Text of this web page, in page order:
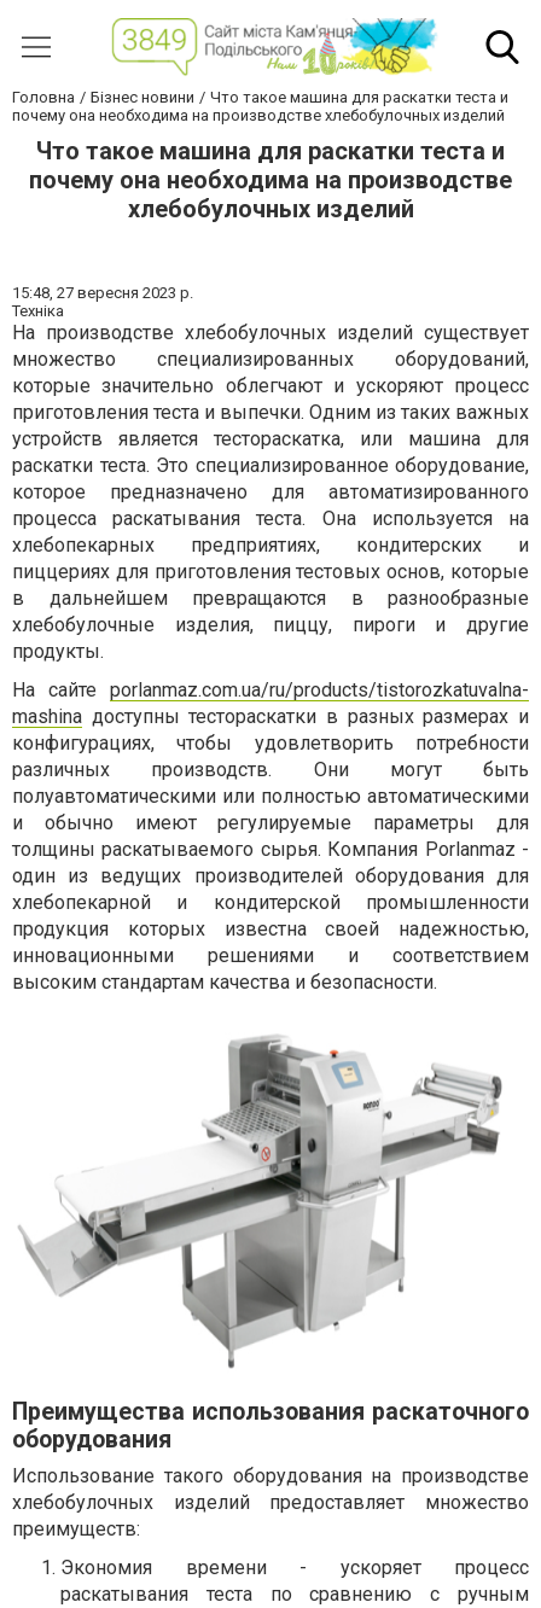
Головна Бізнес новини
Что такое машина для раскатки теста и
почему она необходима на производстве хлебобулочных изделий
Что такое машина для раскатки теста и
почему она необходима на производстве
хлебобулочных изделий
15:48, 27 вересня 2023 р.
Техніка
На производстве хлебобулочных изделий существует
множество специализированных оборудований,
которые значительно облегчают и ускоряют процесс
приготовления теста и выпечки. Одним из таких важных
устройств является тестораскатка, или машина для
раскатки теста. Это специализированное оборудование,
которое предназначено для автоматизированного
процесса раскатывания теста. Она используется на
хлебопекарных предприятиях, кондитерских и
пиццериях для приготовления тестовых основ, которые
в дальнейшем превращаются в разнообразные
хлебобулочные изделия, пиццу, пироги и другие
продукты.
На сайте porlanmaz.com.ua/ru/products/tistorozkatuvalna-
mashina доступны тестораскатки в разных размерах и
конфигурациях, чтобы удовлетворить потребности
различных производств. Они могут быть
полуавтоматическими или полностью автоматическими
и обычно имеют регулируемые параметры для
толщины раскатываемого сырья. Компания Porlanmaz -
один из ведущих производителей оборудования для
хлебопекарной и кондитерской промышленности
продукция которых известна своей надежностью,
инновационными решениями и соответствием
высоким стандартам качества и безопасности.
Преимущества использования раскаточного
оборудования
Использование такого оборудования на производстве
хлебобулочных изделий предоставляет множество
преимуществ:
Экономия времени - ускоряет процесс
раскатывания теста по сравнению с ручным